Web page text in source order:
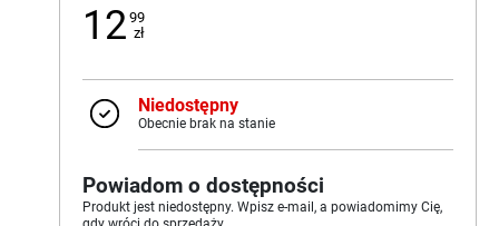
12 99
zł
Niedostępny
Obecnie brak na stanie
Powiadom o dostępności
Produkt jest niedostępny. Wpisz e-mail, a powiadomimy Cię,